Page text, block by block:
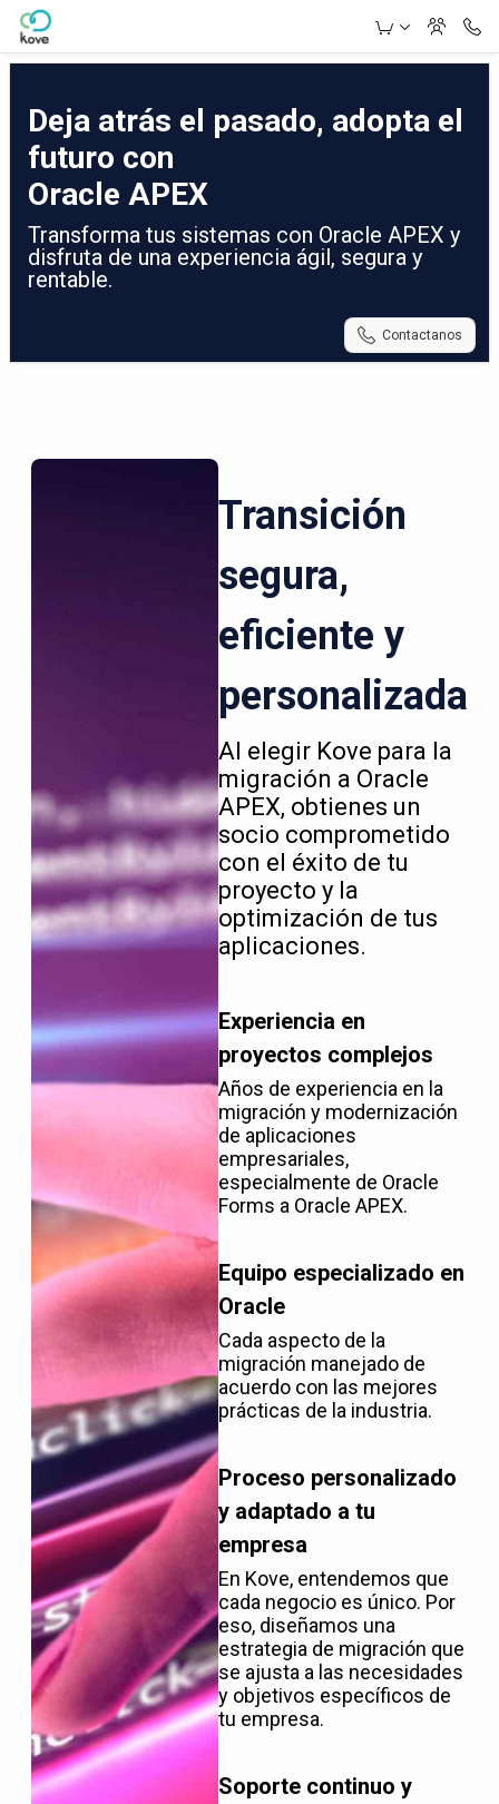
Skip to Main Content
Deja atrás el pasado, adopta el
futuro con
Oracle APEX
Transforma tus sistemas con Oracle APEX y
disfruta de una experiencia ágil, segura y
rentable.
Contactanos
Transición
segura,
eficiente y
personalizada
Al elegir Kove para la
migración a Oracle
APEX, obtienes un
socio comprometido
con el éxito de tu
proyecto y la
optimización de tus
aplicaciones.
Experiencia en
proyectos complejos
Años de experiencia en la
migración y modernización
de aplicaciones
empresariales,
especialmente de Oracle
Forms a Oracle APEX.
Equipo especializado en
Oracle
Cada aspecto de la
migración manejado de
acuerdo con las mejores
prácticas de la industria.
Proceso personalizado
y adaptado a tu
empresa
En Kove, entendemos que
cada negocio es único. Por
eso, diseñamos una
estrategia de migración que
se ajusta a las necesidades
y objetivos específicos de
tu empresa.
Soporte continuo y